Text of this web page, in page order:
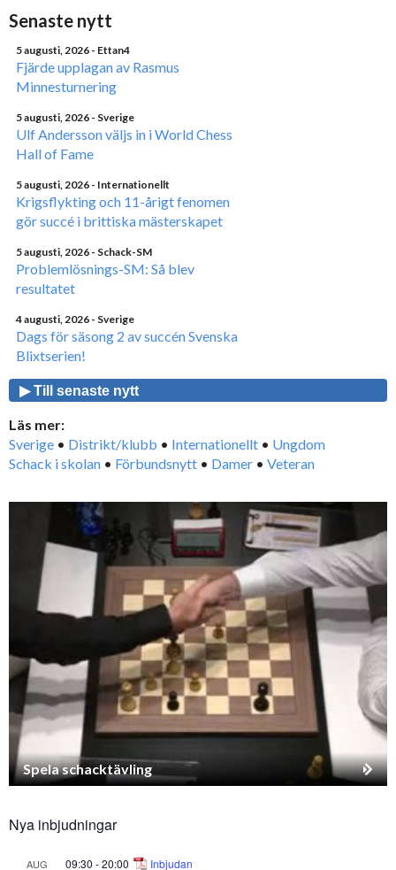
Senaste nytt
5 augusti, 2026 - Ettan4
Fjärde upplagan av Rasmus
Minnesturnering
5 augusti, 2026 - Sverige
Ulf Andersson väljs in i World Chess
Hall of Fame
5 augusti, 2026 - Internationellt
Krigsflykting och 11-årigt fenomen
gör succé i brittiska mästerskapet
5 augusti, 2026 - Schack-SM
Problemlösnings-SM: Så blev
resultatet
4 augusti, 2026 - Sverige
Dags för säsong 2 av succén Svenska
Blixtserien!
▶ Till senaste nytt
Läs mer:
Sverige • Distrikt/klubb • Internationellt • Ungdom
Schack i skolan • Förbundsnytt • Damer • Veteran
Spela schacktävling
Nya inbjudningar
AUG 09:30 -20:00 Inbjudan